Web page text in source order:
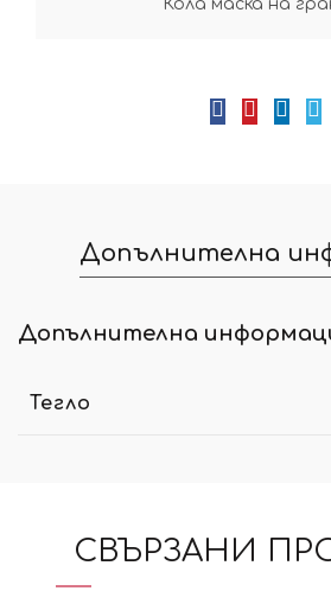
Кола маска на
Допълнителна
Допълнителна
Тегло
СВЪРЗАНИ